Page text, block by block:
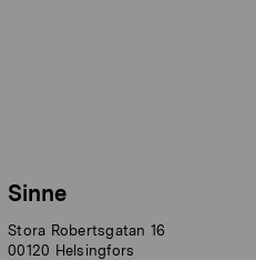
Sinne
Stora Robertsgatan 16
00120 Helsingfors